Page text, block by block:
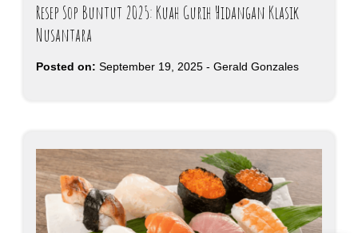
Resep Sop Buntut 2025: Kuah Gurih Hidangan Klasik
Nusantara
Posted on: September 19, 2025 - Gerald Gonzales